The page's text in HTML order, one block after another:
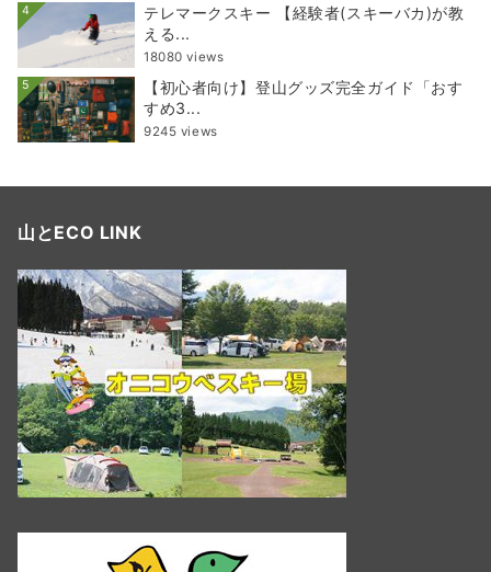
4
テレマークスキー 【経験者(スキーバカ)が教
える...
18080 views
5
【初心者向け】登山グッズ完全ガイド「おす
すめ3...
9245 views
山とECO LINK